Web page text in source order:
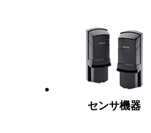
センサ機器